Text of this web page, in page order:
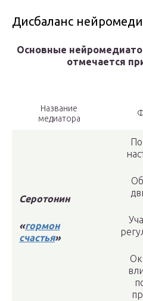
Дисбаланс
Основные
отмечается
Название
медиатора
Серотонин
«гормон
счастья»